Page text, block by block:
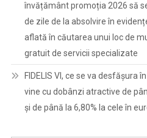
învățământ promoția 2026 să
de zile de la absolvire în
aflată în căutarea unui loc de
gratuit de servicii specializate
FIDELIS VI, ce se va desfășura
vine cu dobânzi atractive de
și de până la 6,80% la cele în